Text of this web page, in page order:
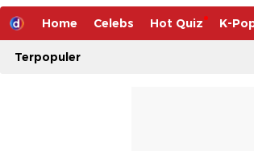
Home Celebs Hot Quiz K-
Terpopuler